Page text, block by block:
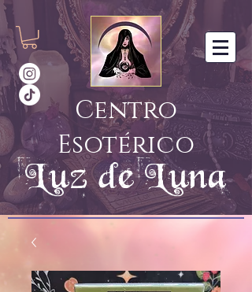
Centro
Esotérico
Luz de Luna